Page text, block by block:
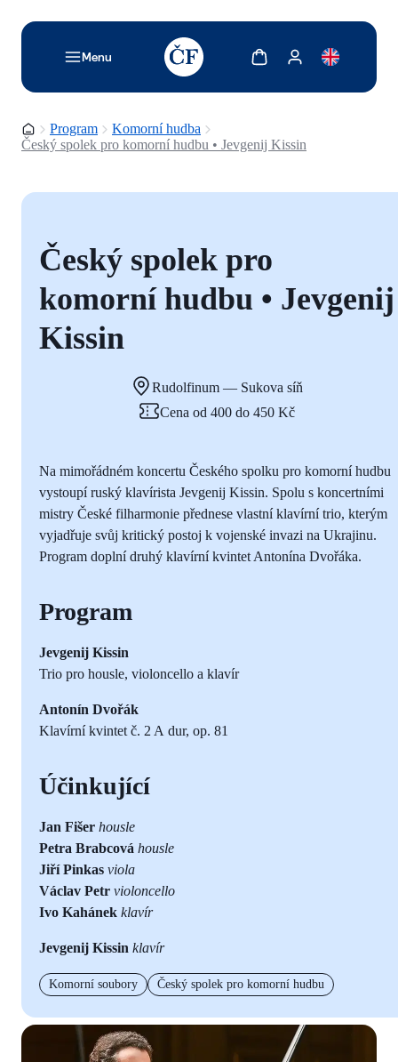
Menu
TODO: Add description for reader
Zobrazit košíkZobrazit můj účet
Domovská stránka
Program
Komorní hudba
Český spolek pro komorní hudbu • Jevgenij Kissin
Český spolek pro
komorní hudbu • Jevgenij
Kissin
Rudolfinum — Sukova síň
Cena od 400 do 450 Kč
Na mimořádném koncertu Českého spolku pro komorní hudbu
vystoupí ruský klavírista Jevgenij Kissin. Spolu s koncertními
mistry České filharmonie přednese vlastní klavírní trio, kterým
vyjadřuje svůj kritický postoj k vojenské invazi na Ukrajinu.
Program doplní druhý klavírní kvintet Antonína Dvořáka.
Program
Jevgenij Kissin
Trio pro housle, violoncello a klavír
Antonín Dvořák
Klavírní kvintet č. 2 A dur, op. 81
Účinkující
Jan Fišer housle
Petra Brabcová housle
Jiří Pinkas viola
Václav Petr violoncello
Ivo Kahánek klavír
Jevgenij Kissin klavír
Komorní soubory Český spolek pro komorní hudbu